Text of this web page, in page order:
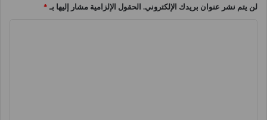
لن يتم نشر عنوان بريدك الإلكتروني. الحقول الإلزامية مشار إليها بـ *